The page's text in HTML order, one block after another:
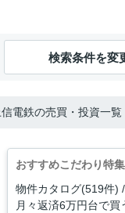
検索条件を変
電鉄の売買・投資一覧
おすすめこだわり特集
物件カタログ(519件)
月々返済6万円台で